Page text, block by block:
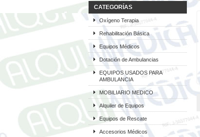
CATEGORÍAS
Oxígeno Terapia
Rehabilitación Básica
Equipos Médicos
Dotación de Ambulancias
EQUIPOS USADOS PARA
AMBULANCIA
MOBILIARIO MEDICO
Alquiler de Equipos
Equipos de Rescate
Accesorios Médicos